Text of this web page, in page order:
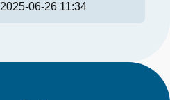
2025-06-26 11:34